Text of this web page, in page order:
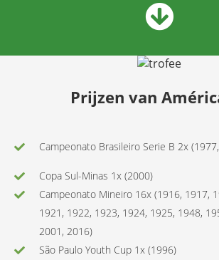
Prijzen van
Campeonato Brasileiro Serie B 2x
Copa Sul-Minas 1x (2000)
Campeonato Mineiro 16x (1916, 1917,
1921, 1922, 1923, 1924, 1925, 1948,
2001, 2016)
São Paulo Youth Cup 1x (1996)